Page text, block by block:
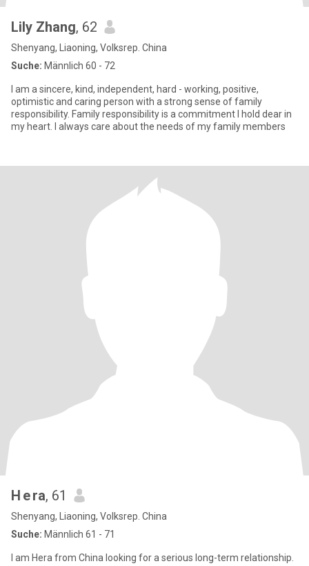
Lily Zhang, 62
Shenyang, Liaoning, Volksrep. China
Suche: Männlich 60 - 72
I am a sincere, kind, independent, hard - working, positive,
optimistic and caring person with a strong sense of family
responsibility. Family responsibility is a commitment I hold dear in
my heart. I always care about the needs of my family members
H e ra, 61
Shenyang, Liaoning, Volksrep. China
Suche: Männlich 61 - 71
I am Hera from China looking for a serious long-term relationship.